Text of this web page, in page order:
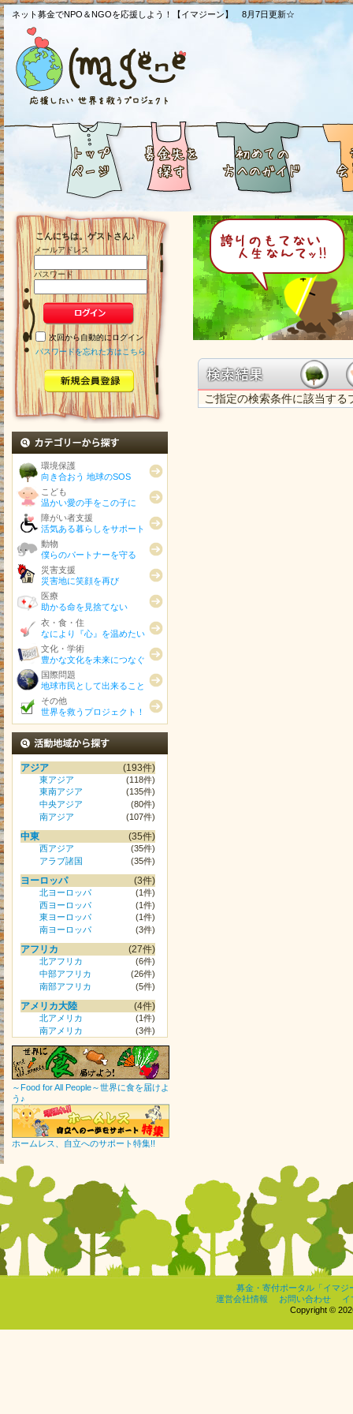
ネット募金でNPO＆NGOを応援しよう！【イマジーン】 8月7日更新☆
こんにちは。ゲストさん♪
メールアドレス
パスワード
次回から自動的にログイン
パスワードを忘れた方はこちら
環境保護
向き合おう 地球のSOS
こども
温かい愛の手をこの子に
障がい者支援
活気ある暮らしをサポート
動物
僕らのパートナーを守る
災害支援
災害地に笑顔を再び
医療
助かる命を見捨てない
衣・食・住
なにより『心』を温めたい
文化・学術
豊かな文化を未来につなぐ
国際問題
地球市民として出来ること
その他
世界を救うプロジェクト！
活動地域から探す
アジア (193件)
東アジア
(118件)
東南アジア
(135件)
中央アジア
(80件)
南アジア
(107件)
中東 (35件)
西アジア
(35件)
アラブ諸国
(35件)
ヨーロッパ (3件)
北ヨーロッパ
(1件)
西ヨーロッパ
(1件)
東ヨーロッパ
(1件)
南ヨーロッパ
(3件)
アフリカ (27件)
北アフリカ
(6件)
中部アフリカ
(26件)
南部アフリカ
(5件)
アメリカ大陸 (4件)
北アメリカ
(1件)
南アメリカ
(3件)
～Food for All People～世界に食を届けよ
う♪
ホームレス、自立へのサポート特集!!
ご指定の検索条件に該当す
募金・寄付ポータル「イマジ
運営会社情報
お問い合わせ
イ
Copyright ©